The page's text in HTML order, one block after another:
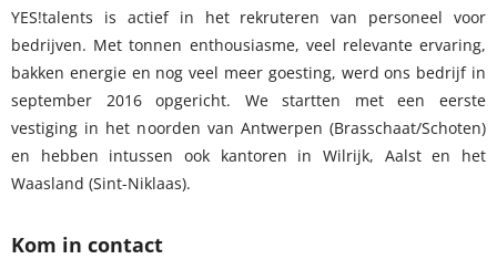
Kom in contact
YES!talents is actief in het rekruteren van personeel voor
bedrijven. Met tonnen enthousiasme, veel relevante ervaring,
bakken energie en nog veel meer goesting, werd ons bedrijf in
september 2016 opgericht. We startten met een eerste
vestiging in het noorden van Antwerpen (Brasschaat/Schoten)
en hebben intussen ook kantoren in Wilrijk, Aalst en het
Waasland (Sint-Niklaas).